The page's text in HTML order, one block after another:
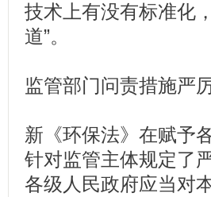
技术上有没有标准化
道”。
监管部门问责措施严
新《环保法》在赋予
针对监管主体规定了
各级人民政府应当对